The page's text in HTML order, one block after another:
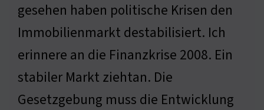
gesehen haben politische Krisen den
Immobilienmarkt destabilisiert. Ich
erinnere an die Finanzkrise 2008. Ein
stabiler Markt ziehtan. Die
Gesetzgebung muss die Entwicklung